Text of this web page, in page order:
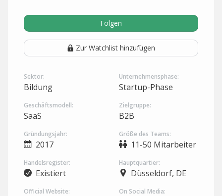
Folgen
Zur Watchlist hinzufügen
Sektor:
Bildung
Unternehmensphase:
Startup-Phase
Geschäftsmodell:
SaaS
Zielgruppe:
B2B
Gründungsjahr:
2017
Größe des Teams:
11-50 Mitarbeiter
Handelsregister:
Existiert
Hauptquartier:
Düsseldorf, DE
Official Website: On Social Media: